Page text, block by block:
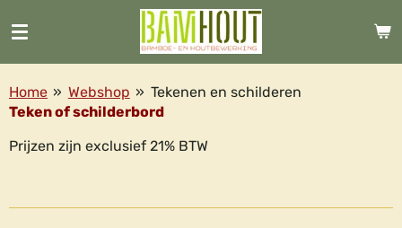
direct
naar
de
hoofdinhoud
Home » Webshop » Tekenen en schilderen
Teken of schilderbord
Prijzen zijn exclusief 21% BTW